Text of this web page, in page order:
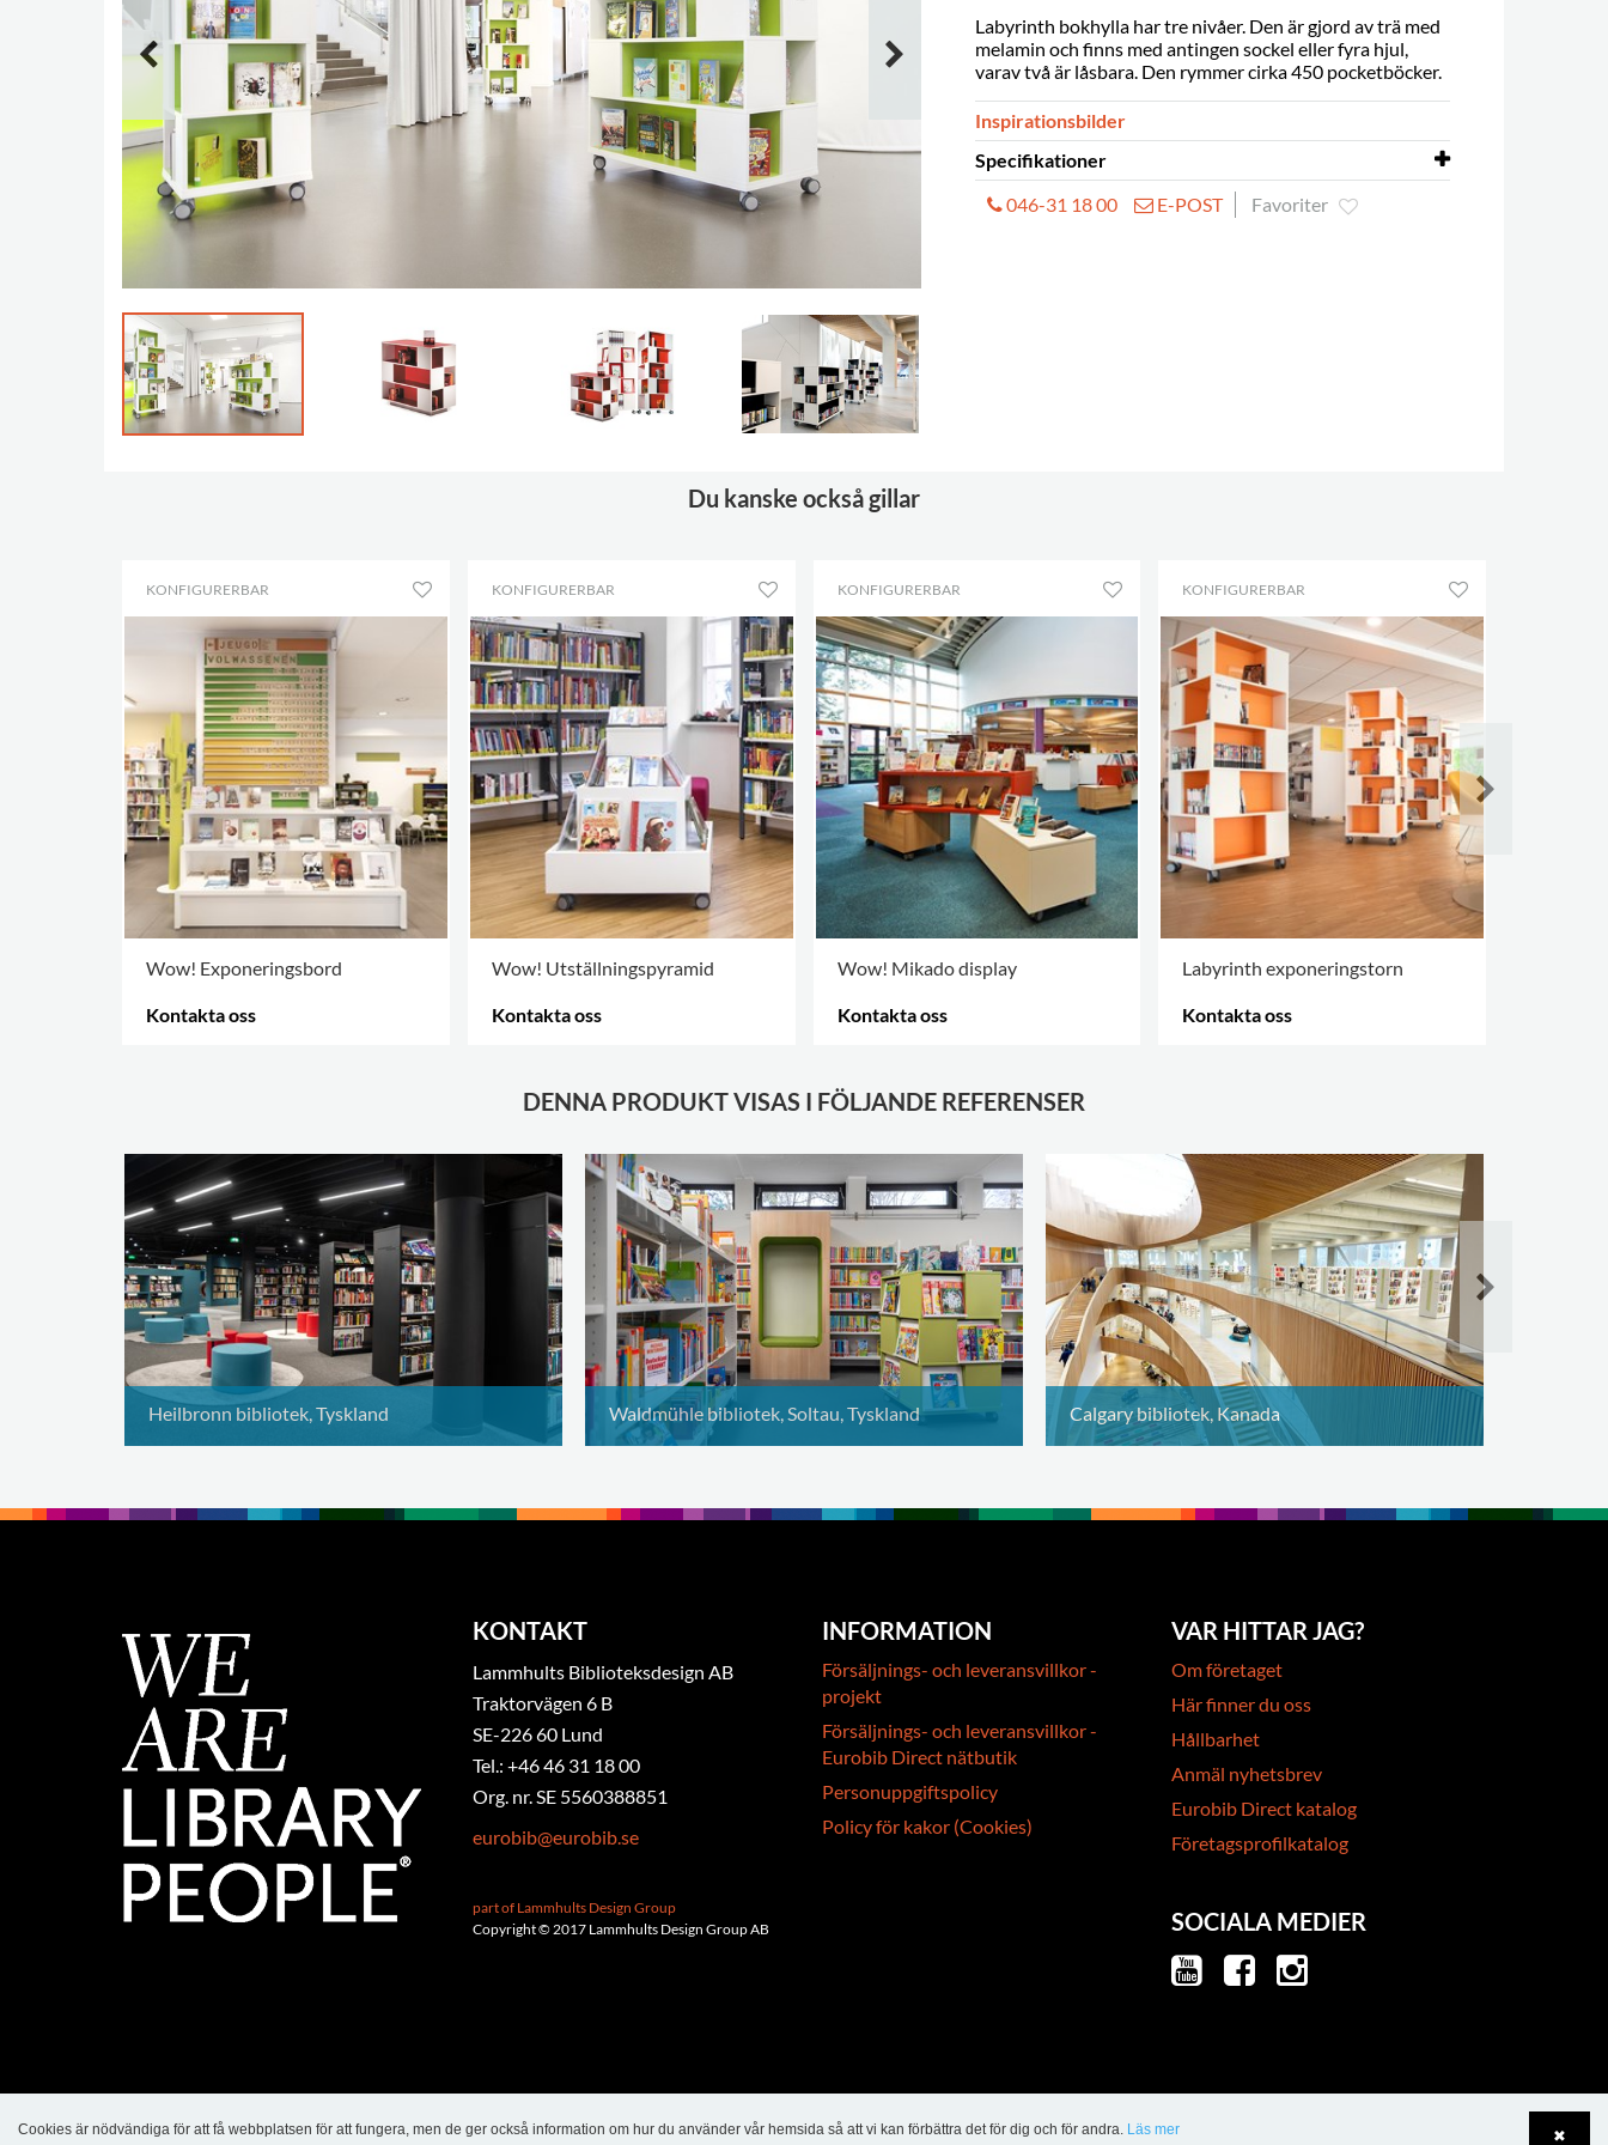
Labyrinth bokhylla har tre nivåer. Den är gjord av trä med
melamin och finns med antingen sockel eller fyra hjul,
varav två är låsbara. Den rymmer cirka 450 pocketböcker.
Inspirationsbilder
Specifikationer
Levereras monterad
ja
046-31 18 00 E-POST Favoriter
Du kanske också gillar
KONFIGURERBAR
Wow! Exponeringsbord
Kontakta oss
KONFIGURERBAR
Wow! Utställningspyramid
Kontakta oss
KONFIGURERBAR
Wow! Mikado display
Kontakta oss
KONFIGURERBAR
Labyrinth exponeringstorn
Kontakta oss
DENNA PRODUKT VISAS I FÖLJANDE REFERENSER
Heilbronn bibliotek, Tyskland Waldmühle bibliotek, Soltau, Tyskland Calgary bibliotek, Kanada
KONTAKT
Lammhults Biblioteksdesign AB
Traktorvägen 6 B
SE-226 60 Lund
Tel.: +46 46 31 18 00
Org. nr. SE 5560388851
eurobib@eurobib.se
part of Lammhults Design Group
Copyright © 2017 Lammhults Design Group AB
INFORMATION
Försäljnings- och leveransvillkor -
projekt
Försäljnings- och leveransvillkor -
Eurobib Direct nätbutik
Personuppgiftspolicy
Policy för kakor (Cookies)
VAR HITTAR JAG?
Om företaget
Här finner du oss
Hållbarhet
Anmäl nyhetsbrev
Eurobib Direct katalog
Företagsprofilkatalog
SOCIALA MEDIER
✖
Cookies är nödvändiga för att få webbplatsen för att fungera, men de ger också information om hur du använder vår hemsida så att vi kan förbättra det för dig och för andra. Läs mer